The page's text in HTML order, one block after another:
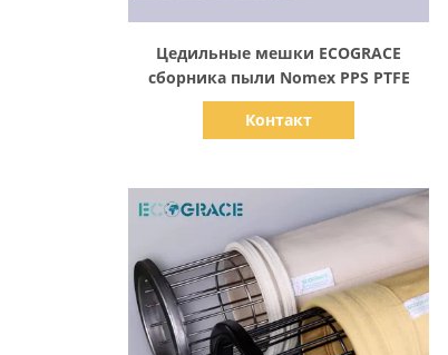
Цедильные мешки ECOGRACE
сборника пыли Nomex PPS PTFE
Контакт